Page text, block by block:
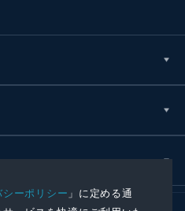
シーポリシー 」に定める通